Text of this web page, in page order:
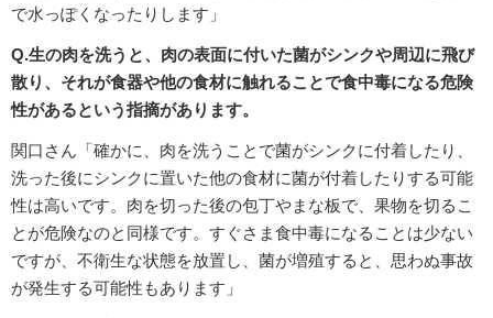
で水っぽくなったりします」
Q.生の肉を洗うと、肉の表面に付いた菌がシンクや周辺に飛び
散り、それが食器や他の食材に触れることで食中毒になる危険
性があるという指摘があります。
関口さん「確かに、肉を洗うことで菌がシンクに付着したり、
洗った後にシンクに置いた他の食材に菌が付着したりする可能
性は高いです。肉を切った後の包丁やまな板で、果物を切るこ
とが危険なのと同様です。すぐさま食中毒になることは少ない
ですが、不衛生な状態を放置し、菌が増殖すると、思わぬ事故
が発生する可能性もあります」